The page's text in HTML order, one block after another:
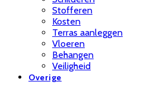
Stofferen
Kosten
Terras aanleggen
Vloeren
Behangen
Veiligheid
Overige